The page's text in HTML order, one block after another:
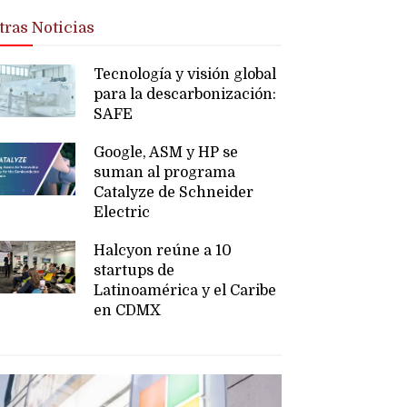
Noticias
Tecnología y visión global
para la descarbonización:
SAFE
Google, ASM y HP se
suman al programa
Catalyze de Schneider
Electric
Halcyon reúne a 10
startups de
Latinoamérica y el Caribe
en CDMX